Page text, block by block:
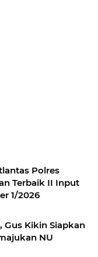
Polres
Terbaik II Input
1/2026
Gus Kikin Siapkan
NU